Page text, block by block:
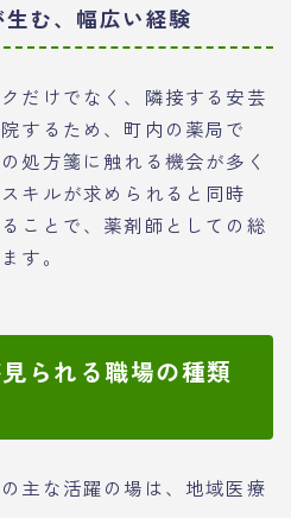
む、幅広い経験
だけでなく、隣接する安芸
するため、町内の薬局で
処方箋に触れる機会が多く
キルが求められると同時
ことで、薬剤師としての総
す。
られる職場の種類
主な活躍の場は、地域医療